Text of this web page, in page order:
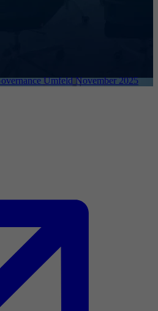
Umfeld November 2025